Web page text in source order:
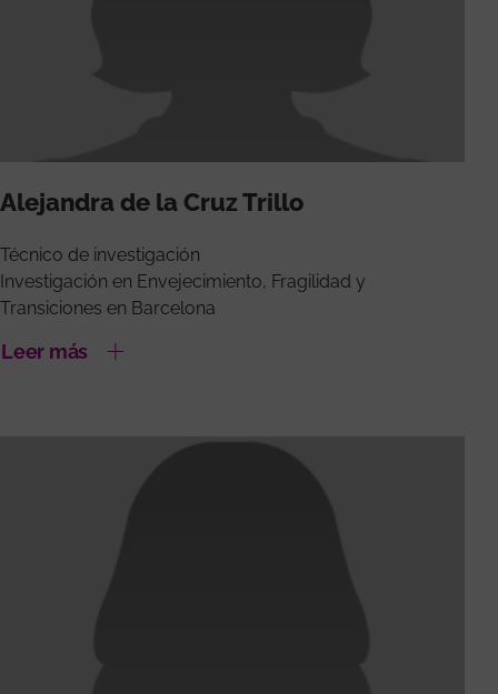
Alejandra de la Cruz Trillo
Técnico de investigación
Investigación en Envejecimiento, Fragilidad y
Transiciones en Barcelona
Leer más